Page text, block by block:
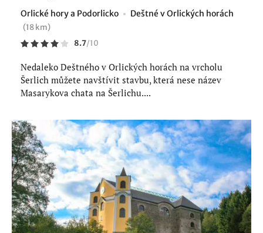
Orlické hory a Podorlicko Deštné v Orlických horách
(18 km)
8.7/10
Nedaleko Deštného v Orlických horách na vrcholu
Šerlich můžete navštívit stavbu, která nese název
Masarykova chata na Šerlichu....